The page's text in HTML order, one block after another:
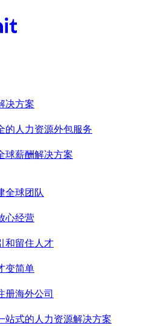
决方案
的人力资源外包服务
球薪酬解决方案
全球团队
心经营
和留住人才
变简单
册海外公司
站式的人力资源解决方案